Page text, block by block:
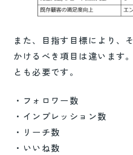
また、目指す目標により、
かけるべき項目は違います
とも必要です。
・フォロワー数
・インプレッション数
・リーチ数
・いいね数